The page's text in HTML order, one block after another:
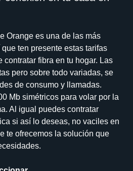
Orange es una de las más
ten presente estas tarifas
contratar fibra en tu hogar. Las
pero sobre todo variadas, se
de consumo y llamadas.
Mb simétricos para volar por la
Al igual puedes contratar
si así lo deseas, no vaciles en
te ofrecemos la solución que